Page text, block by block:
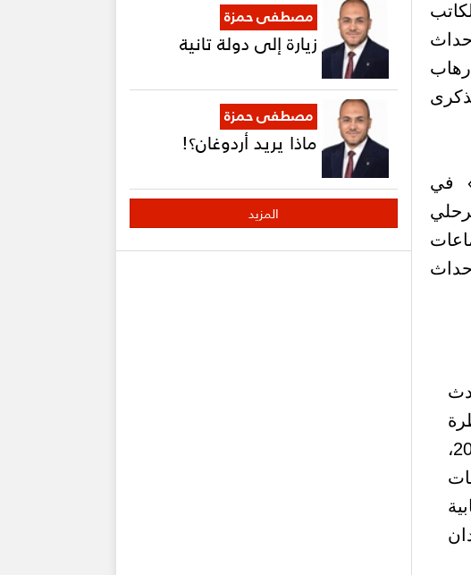
2001، أصدر الكاتب
قبل حلول الذكرى
في
حركة «طالبان» على أراضي أفغانستان من جديد في 15 أغسطس 2021،
مصطفى حمزة
زيارة إلى دولة تانية
مصطفى حمزة
ماذا يريد أردوغان؟!
المزيد